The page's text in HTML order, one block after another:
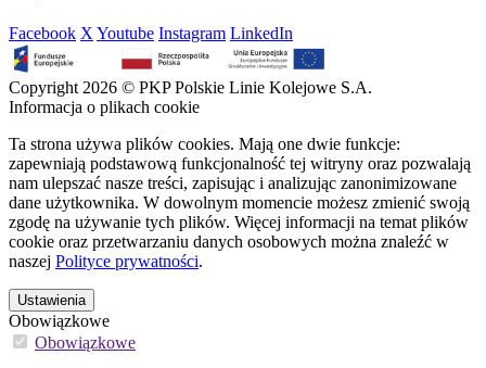
Facebook X Youtube Instagram LinkedIn
Copyright 2026 © PKP Polskie Linie Kolejowe S.A.
Informacja o plikach cookie
Ta strona używa plików cookies. Mają one dwie funkcje:
zapewniają podstawową funkcjonalność tej witryny oraz pozwalają
nam ulepszać nasze treści, zapisując i analizując zanonimizowane
dane użytkownika. W dowolnym momencie możesz zmienić swoją
zgodę na używanie tych plików. Więcej informacji na temat plików
cookie oraz przetwarzaniu danych osobowych można znaleźć w
naszej Polityce prywatności.
Ustawienia
Obowiązkowe
Obowiązkowe